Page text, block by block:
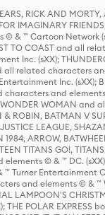
RICK AND
IMAGINARY
& ™ Cartoon Network
TO COAST and
Inc. (sXX);
related characters
Inc. (sXX);
and
WONDER WOMAN
ROBIN, BATMAN V
LEAGUE,
ARROW,
TITANS GO!,
© & ™ DC.
Turner
and elements © &
POLAR EXPRESS